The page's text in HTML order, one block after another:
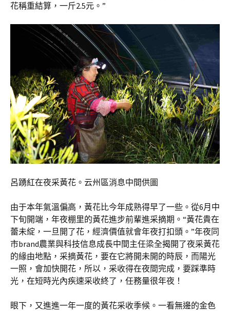
花稱重結算，一斤2.5元。”
呂踴紅在夜采黃花。云州區消息中間供圖
由于本年氣溫偏高，黃花比今年成熟得早了一些。從6月中
下旬開端，年夜棚里的黃花進步前輩進采摘期。“黃花貴在
蕾未綻，一旦開了花，經濟價值就會年夜打扣頭。”年夜同
市brand農業與科技信息成長中間主任梁全揭開了夜采黃花
的緣由地點，采摘黃花，要在它將開未開的時辰，而陽光
一照，會加快開花，所以，采收得在夜間完成，要踩準時
光，在短時光內疾速采收終了，任務量很年夜！
眼下，又進進一年一度的黃花采收季候。一看無邊的金色